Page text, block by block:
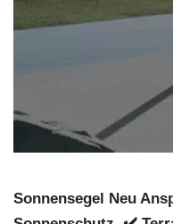
Sonnensegel Neu